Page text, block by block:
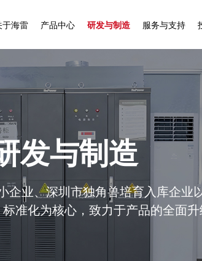
于海雷
司简介
布局
文化
环境
伙伴
历程
雷荣誉
产品中心
户用储能
工商业储能
高速电摩电池
驻车启动电池
研发与制造
研发实力
核心技术
先进制造
质量保障
服务与支持
掌上监控
专业团队
发与制造
业、深圳市独角兽培育入库企
准化为核心，致力于产品的全面